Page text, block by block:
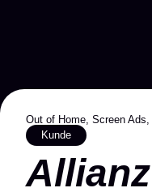
Out of Home Screen Ads
Kunde
Allianz